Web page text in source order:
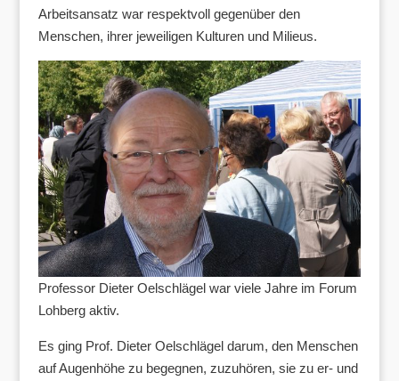
Arbeitsansatz war respektvoll gegenüber den
Menschen, ihrer jeweiligen Kulturen und Milieus.
Professor Dieter Oelschlägel war viele Jahre im Forum
Lohberg aktiv.
Es ging Prof. Dieter Oelschlägel darum, den Menschen
auf Augenhöhe zu begegnen, zuzuhören, sie zu er- und